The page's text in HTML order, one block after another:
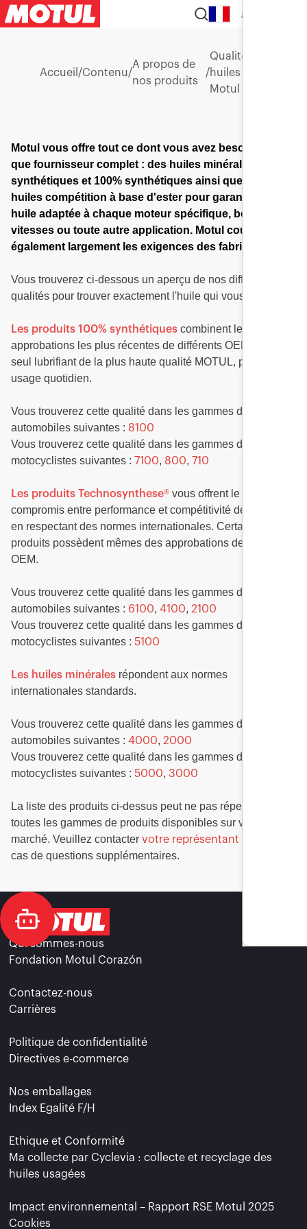
FR
Accueil /Contenu/
A propos de
nos produits
/
Qualité
huiles
Motul
Motul vous offre tout ce dont vous avez besoin en tant
que fournisseur complet : des huiles minérales, semi-
synthétiques et 100% synthétiques ainsi que des
huiles compétition à base d'ester pour garantir une
huile adaptée à chaque moteur spécifique, boîte de
vitesses ou toute autre application. Motul couvre
également largement les exigences des fabricants.
Vous trouverez ci-dessous un aperçu de nos différentes
qualités pour trouver exactement l'huile qui vous convient.
Les produits 100% synthétiques combinent les
approbations les plus récentes de différents OEM dans un
seul lubrifiant de la plus haute qualité MOTUL, pour un
usage quotidien.
Vous trouverez cette qualité dans les gammes de produits
automobiles suivantes : 8100
Vous trouverez cette qualité dans les gammes de produits
motocyclistes suivantes : 7100, 800, 710
Les produits Technosynthese® vous offrent le meilleur
compromis entre performance et compétitivité des prix tout
en respectant des normes internationales. Certains
produits possèdent mêmes des approbations de différents
OEM.
Vous trouverez cette qualité dans les gammes de produits
automobiles suivantes : 6100, 4100, 2100
Vous trouverez cette qualité dans les gammes de produits
motocyclistes suivantes : 5100
Les huiles minérales répondent aux normes
internationales standards.
Vous trouverez cette qualité dans les gammes de produits
automobiles suivantes : 4000, 2000
Vous trouverez cette qualité dans les gammes de produits
motocyclistes suivantes : 5000, 3000
La liste des produits ci-dessus peut ne pas répertorier
toutes les gammes de produits disponibles sur votre
marché. Veuillez contacter votre représentant Motul
cas de questions supplémentaires.
Qui sommes-nous
Fondation Motul Corazón
Contactez-nous
Carrières
Politique de confidentialité
Directives e-commerce
Nos emballages
Index Egalité F/H
Ethique et Conformité
Ma collecte par Cyclevia : collecte et recyclage des
huiles usagées
Impact environnemental – Rapport RSE Motul 2025
Cookies